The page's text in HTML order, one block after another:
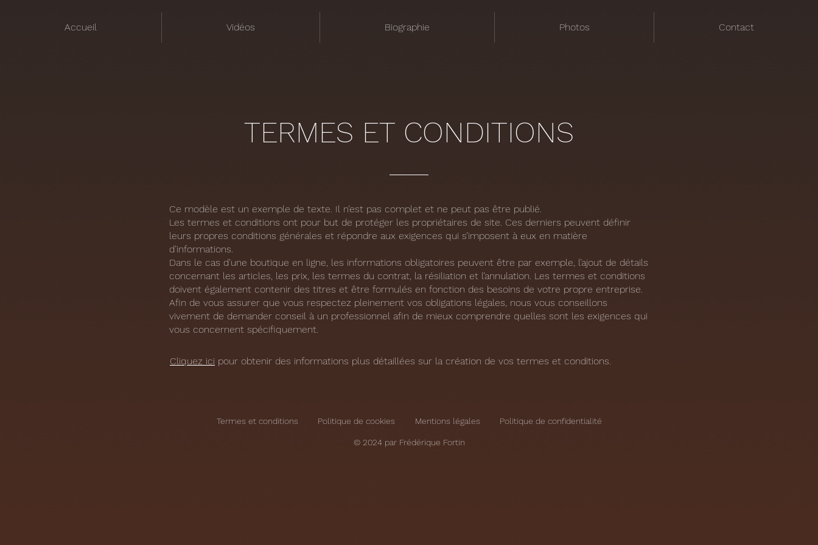
Accueil Vidéos Biographie Photos Contact
TERMES ET CONDITIONS
Ce modèle est un exemple de texte. Il n’est pas complet et ne peut pas être publié.
Les termes et conditions ont pour but de protéger les propriétaires de site. Ces derniers peuvent définir
leurs propres conditions générales et répondre aux exigences qui s’imposent à eux en matière
d’informations.
Dans le cas d’une boutique en ligne, les informations obligatoires peuvent être par exemple, l’ajout de détails
concernant les articles, les prix, les termes du contrat, la résiliation et l’annulation. Les termes et conditions
doivent également contenir des titres et être formulés en fonction des besoins de votre propre entreprise.
Afin de vous assurer que vous respectez pleinement vos obligations légales, nous vous conseillons
vivement de demander conseil à un professionnel afin de mieux comprendre quelles sont les exigences qui
vous concernent spécifiquement.
Cliquez ici pour obtenir des informations plus détaillées sur la création de vos termes et conditions.
Termes et conditions Politique de cookies Mentions légales Politique de confidentialité
© 2024 par Frédérique Fortin